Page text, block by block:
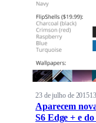
23 de julho de 2015
Aparecem
S6 Edge + e